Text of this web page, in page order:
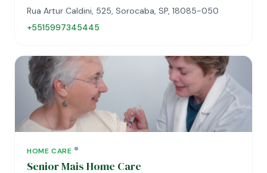
Rua Artur Caldini, 525, Sorocaba, SP, 18085-050
+5515997345445
HOME CARE
Senior Mais Home Care